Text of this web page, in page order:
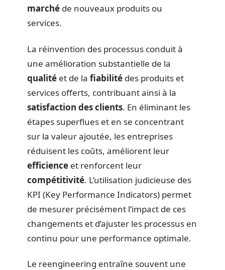
marché de nouveaux produits ou
services.
La réinvention des processus conduit à
une amélioration substantielle de la
qualité et de la fiabilité des produits et
services offerts, contribuant ainsi à la
satisfaction des clients. En éliminant les
étapes superflues et en se concentrant
sur la valeur ajoutée, les entreprises
réduisent les coûts, améliorent leur
efficience et renforcent leur
compétitivité. L’utilisation judicieuse des
KPI (Key Performance Indicators) permet
de mesurer précisément l’impact de ces
changements et d’ajuster les processus en
continu pour une performance optimale.
Le reengineering entraîne souvent une